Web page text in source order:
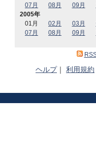
07月
08月 09月
2005年
01月
02月 03月
07月
08月 09月
ヘルプ｜ 利用規約